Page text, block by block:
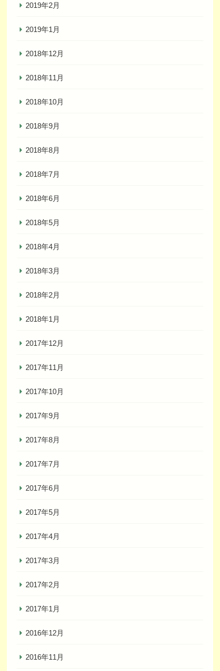
2019年2月
2019年1月
2018年12月
2018年11月
2018年10月
2018年9月
2018年8月
2018年7月
2018年6月
2018年5月
2018年4月
2018年3月
2018年2月
2018年1月
2017年12月
2017年11月
2017年10月
2017年9月
2017年8月
2017年7月
2017年6月
2017年5月
2017年4月
2017年3月
2017年2月
2017年1月
2016年12月
2016年11月